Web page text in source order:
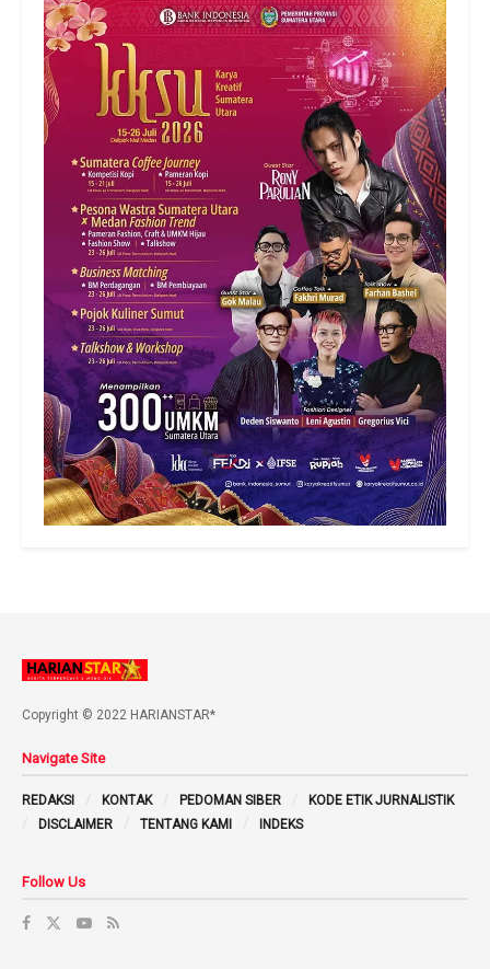
Copyright © 2022 HARIANSTAR*
Navigate Site
REDAKSI KONTAK PEDOMAN SIBER
KODE ETIK JURNALISTIK
DISCLAIMER
TENTANG KAMI INDEKS
Follow Us